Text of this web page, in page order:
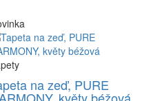
na zeď, PURE